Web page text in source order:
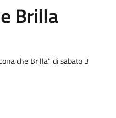
Brilla
che Brilla" di sabato 3